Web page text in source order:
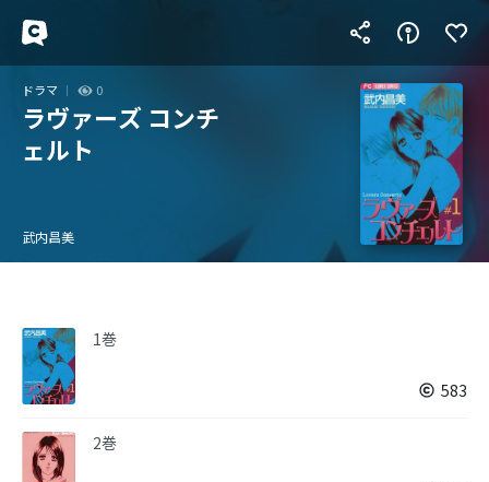
ドラマ 0
ラヴァーズ コンチ
ェルト
武内昌美
1巻
583
2巻